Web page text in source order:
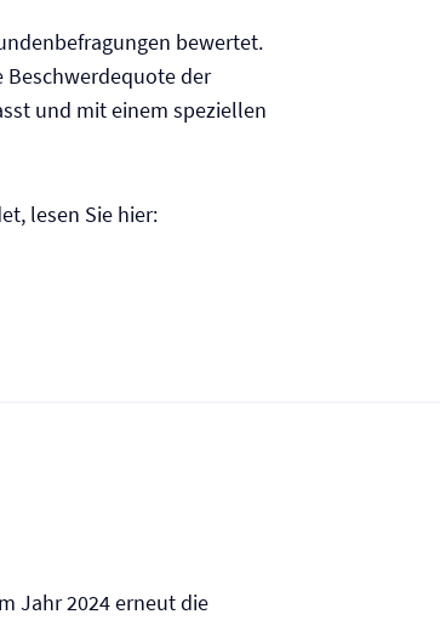
bewertet.
Beschwerdequote der
und mit einem speziellen
lesen Sie hier:
Jahr 2024 erneut die